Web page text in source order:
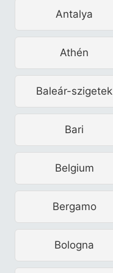
Antalya
Athén
Baleár-szigetek
Bari
Belgium
Bergamo
Bologna